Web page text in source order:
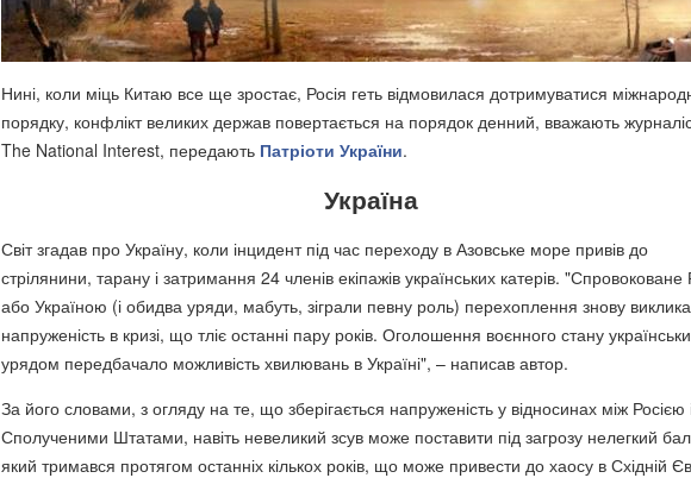
Нині, коли міць Китаю все ще зростає, Росія геть відмовилася дотримуватися
порядку, конфлікт великих держав повертається на порядок денний, вважають
The National Interest, передають Патріоти України.
Україна
Світ згадав про Україну, коли інцидент під час переходу в Азовське море привів до
стрілянини, тарану і затримання 24 членів екіпажів українських катерів. "Спровоковане
або Україною (і обидва уряди, мабуть, зіграли певну роль) перехоплення знову
напруженість в кризі, що тліє останні пару років. Оголошення воєнного стану
урядом передбачало можливість хвилювань в Україні", – написав автор.
За його словами, з огляду на те, що зберігається напруженість у відносинах між Росією
Сполученими Штатами, навіть невеликий зсув може поставити під загрозу нелегкий
який тримався протягом останніх кількох років, що може привести до хаосу в Східній